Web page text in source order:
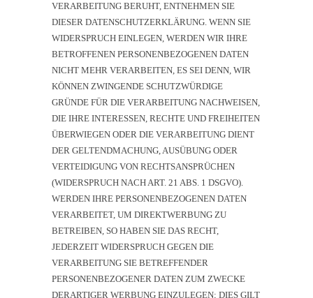
VERARBEITUNG BERUHT, ENTNEHMEN SIE
DIESER DATENSCHUTZERKLÄRUNG. WENN SIE
WIDERSPRUCH EINLEGEN, WERDEN WIR IHRE
BETROFFENEN PERSONENBEZOGENEN DATEN
NICHT MEHR VERARBEITEN, ES SEI DENN, WIR
KÖNNEN ZWINGENDE SCHUTZWÜRDIGE
GRÜNDE FÜR DIE VERARBEITUNG NACHWEISEN,
DIE IHRE INTERESSEN, RECHTE UND FREIHEITEN
ÜBERWIEGEN ODER DIE VERARBEITUNG DIENT
DER GELTENDMACHUNG, AUSÜBUNG ODER
VERTEIDIGUNG VON RECHTSANSPRÜCHEN
(WIDERSPRUCH NACH ART. 21 ABS. 1 DSGVO).
WERDEN IHRE PERSONENBEZOGENEN DATEN
VERARBEITET, UM DIREKTWERBUNG ZU
BETREIBEN, SO HABEN SIE DAS RECHT,
JEDERZEIT WIDERSPRUCH GEGEN DIE
VERARBEITUNG SIE BETREFFENDER
PERSONENBEZOGENER DATEN ZUM ZWECKE
DERARTIGER WERBUNG EINZULEGEN; DIES GILT